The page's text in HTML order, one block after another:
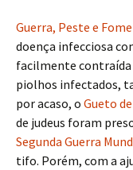
Guerra, Peste e Fome
doença infecciosa
facilmente contraída
piolhos infectados,
por acaso, o Gueto
de judeus foram
Segunda Guerra
tifo. Porém, com a